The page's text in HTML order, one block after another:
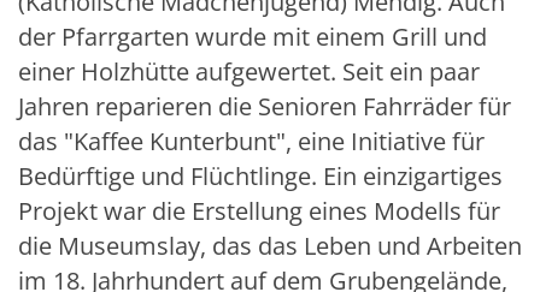
der Pfarrgarten wurde mit einem Grill und
einer Holzhütte aufgewertet. Seit ein paar
Jahren reparieren die Senioren Fahrräder für
das "Kaffee Kunterbunt", eine Initiative für
Bedürftige und Flüchtlinge. Ein einzigartiges
Projekt war die Erstellung eines Modells für
die Museumslay, das das Leben und Arbeiten
im 18. Jahrhundert auf dem Grubengelände,